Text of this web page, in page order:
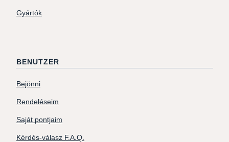
Gyártók
BENUTZER
Bejönni
Rendeléseim
Saját pontjaim
Kérdés-válasz F.A.Q.